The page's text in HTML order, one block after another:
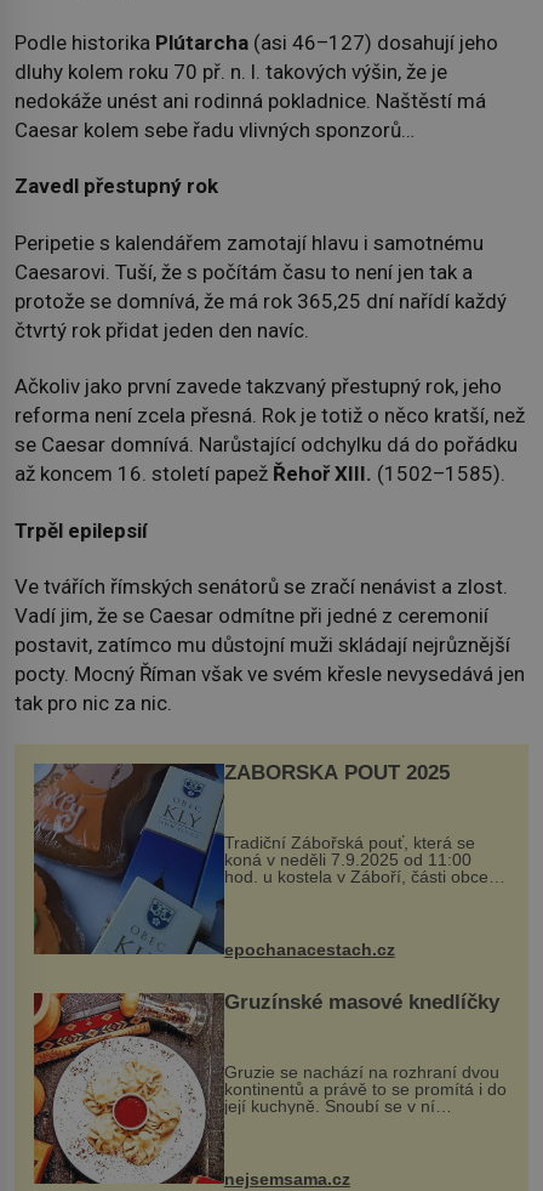
Podle historika Plútarcha (asi 46–127) dosahují jeho
dluhy kolem roku 70 př. n. l. takových výšin, že je
nedokáže unést ani rodinná pokladnice. Naštěstí má
Caesar kolem sebe řadu vlivných sponzorů…
Zavedl přestupný rok
Peripetie s kalendářem zamotají hlavu i samotnému
Caesarovi. Tuší, že s počítám času to není jen tak a
protože se domnívá, že má rok 365,25 dní nařídí každý
čtvrtý rok přidat jeden den navíc.
Ačkoliv jako první zavede takzvaný přestupný rok, jeho
reforma není zcela přesná. Rok je totiž o něco kratší, než
se Caesar domnívá. Narůstající odchylku dá do pořádku
až koncem 16. století papež Řehoř XIII. (1502–1585).
Trpěl epilepsií
Ve tvářích římských senátorů se zračí nenávist a zlost.
Vadí jim, že se Caesar odmítne při jedné z ceremonií
postavit, zatímco mu důstojní muži skládají nejrůznější
pocty. Mocný Říman však ve svém křesle nevysedává jen
tak pro nic za nic.
ZÁBOŘSKÁ POUŤ 2025
Tradiční Zábořská pouť, která se
koná v neděli 7.9.2025 od 11:00
hod. u kostela v Záboří, části obce
Kly u Mělníka. V programu naleznete
komentovanou prohlídku kostela,
epochanacestach.cz
Gruzínské masové knedlíčky
Gruzie se nachází na rozhraní dvou
kontinentů a právě to se promítá i do
její kuchyně. Snoubí se v ní
evropské a asijské chutě a díky tomu
pokrmy, které rozhodně st...
nejsemsama.cz